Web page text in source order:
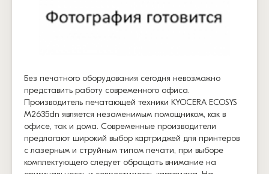
Без печатного оборудования сегодня невозможно
представить работу современного офиса.
Производитель печатающей техники KYOCERA ECOSYS
M2635dn является незаменимым помощником, как в
офисе, так и дома. Современные производители
предлагают широкий выбор картриджей для принтеров
с лазерным и струйным типом печати, при выборе
комплектующего следует обращать внимание на